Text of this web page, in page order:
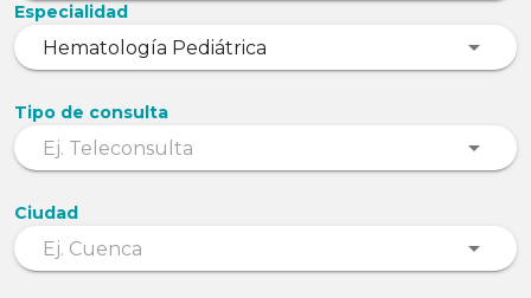
Especialidad
Tipo de consulta
Ciudad